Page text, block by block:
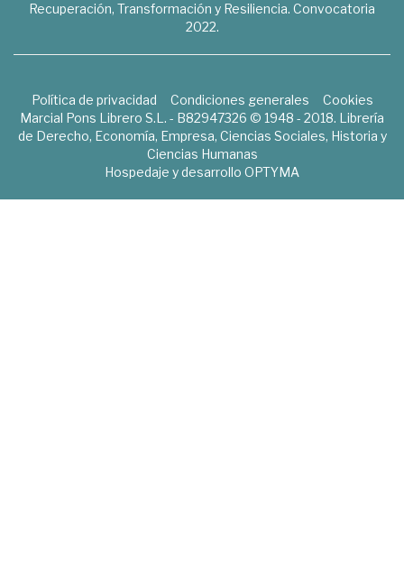
Recuperación, Transformación y Resiliencia. Convocatoria
2022.
Política de privacidad Condiciones generales
Cookies
Marcial Pons Librero S.L. - B82947326 © 1948 - 2018. Librería
de Derecho, Economía, Empresa, Ciencias Sociales, Historia y
Ciencias Humanas
Hospedaje y desarrollo OPTYMA